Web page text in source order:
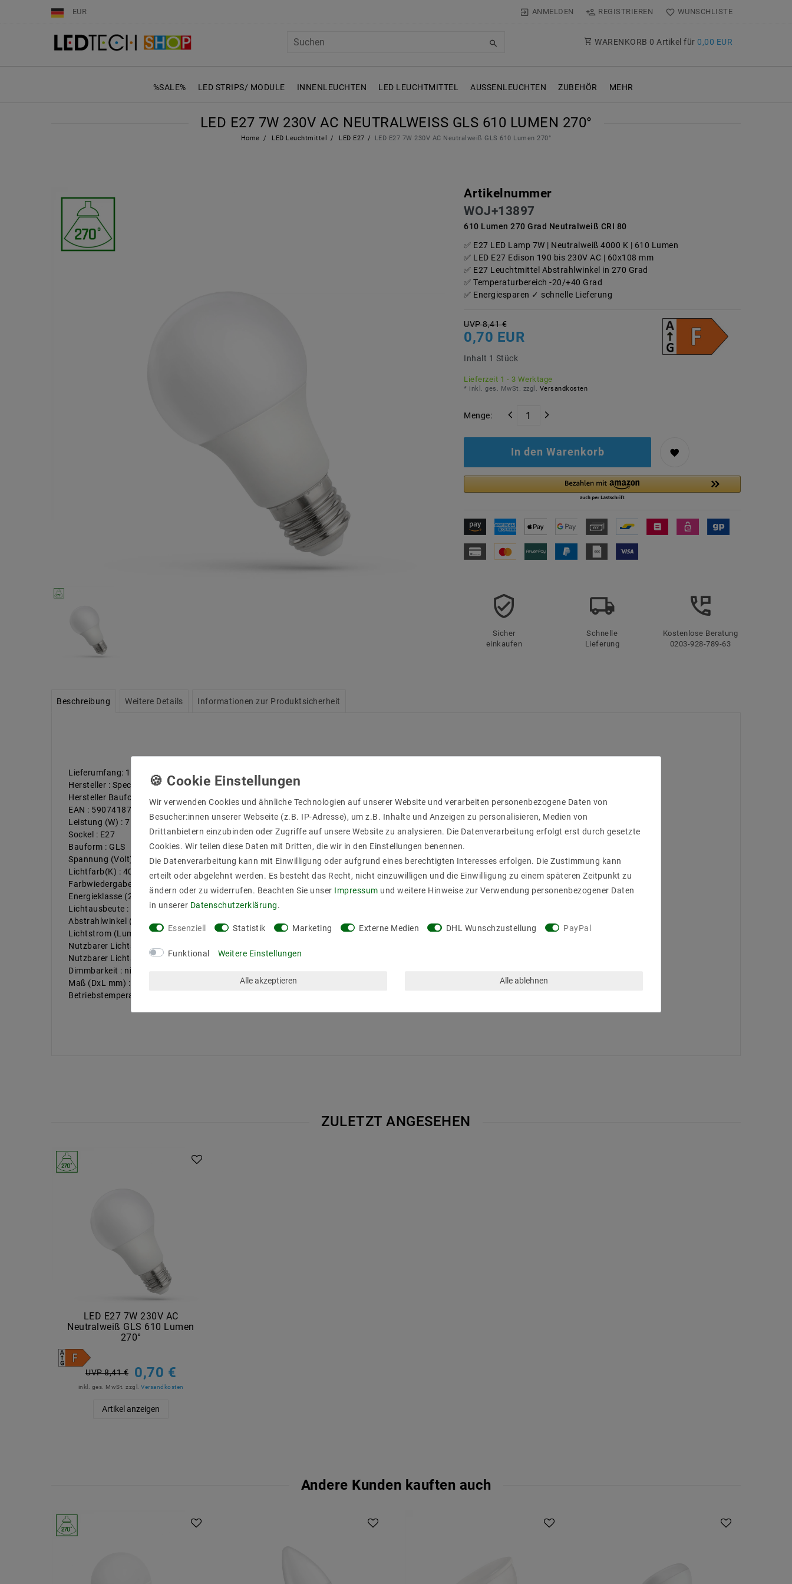
EUR ANMELDEN REGISTRIEREN WUNSCHLISTE
WARENKORB 0 Artikel für 0,00 EUR
%SALE% LED STRIPS/ MODULE INNENLEUCHTEN LED LEUCHTMITTEL AUSSENLEUCHTEN ZUBEHÖR MEHR
LED E27 7W 230V AC NEUTRALWEISS GLS 610 LUMEN 270°
Home LED Leuchtmittel LED E27 LED E27 7W 230V AC Neutralweiß GLS 610 Lumen 270°
Artikelnummer
WOJ+13897
610 Lumen 270 Grad Neutralweiß CRI 80
E27 LED Lamp 7W | Neutralweiß 4000 K | 610 Lumen
LED E27 Edison 190 bis 230V AC | 60x108 mm
E27 Leuchtmittel Abstrahlwinkel in 270 Grad
Temperaturbereich -20/+40 Grad
Energiesparen ✓ schnelle Lieferung
UVP 8,41 €
0,70 EUR
Inhalt 1 Stück
Lieferzeit 1 - 3 Werktage
* inkl. ges. MwSt. zzgl. Versandkosten
Menge:
In den Warenkorb
Sicher
einkaufen
Schnelle
Lieferung
Kostenlose Beratung
0203-928-789-63
Beschreibung Weitere Details Informationen zur Produktsicherheit
Lieferumfang: 1 stück
Hersteller : Spectrum
Hersteller Bauform : GLS
EAN : 5907418765925
Leistung (W) : 7
Sockel : E27
Bauform : GLS
Spannung (Volt) / Stromstärk bis : 230V AC
Lichtfarb(K) : 4000
Farbwiedergabe : 80
Energieklasse (2019/2015) : F
Lichtausbeute : 87
Abstrahlwinkel (Grad) : 270
Lichtstrom (Lumen) : 610
Nutzbarer Lichtstrom [Lumen] : 610
Nutzbarer Lichtstrom – Winkel [°] : 360
Dimmbarkeit : nicht dimmbar
Maß (DxL mm) : 60x108
Betriebstemperatur : -10 Grad bis 40 Grad
ZULETZT ANGESEHEN
LED E27 7W 230V AC
Neutralweiß GLS 610 Lumen
270°
UVP 8,41 € 0,70 €
inkl. ges. MwSt. zzgl. Versandkosten
Artikel anzeigen
Andere Kunden kauften auch
Wir verwenden Cookies und ähnliche Technologien auf unserer Website und verarbeiten personenbezogene Daten von
Besucher:innen unserer Webseite (z.B. IP-Adresse), um z.B. Inhalte und Anzeigen zu personalisieren, Medien von
Drittanbietern einzubinden oder Zugriffe auf unsere Website zu analysieren. Die Datenverarbeitung erfolgt erst durch gesetzte
Cookies. Wir teilen diese Daten mit Dritten, die wir in den Einstellungen benennen.
Die Datenverarbeitung kann mit Einwilligung oder aufgrund eines berechtigten Interesses erfolgen. Die Zustimmung kann
erteilt oder abgelehnt werden. Es besteht das Recht, nicht einzuwilligen und die Einwilligung zu einem späteren Zeitpunkt zu
ändern oder zu widerrufen. Beachten Sie unser Impressum und weitere Hinweise zur Verwendung personenbezogener Daten
in unserer Daten­schutz­erklärung.
Essenziell Statistik Marketing Externe Medien DHL Wunschzustellung PayPal
Funktional Weitere Einstellungen
Alle akzeptieren Alle ablehnen